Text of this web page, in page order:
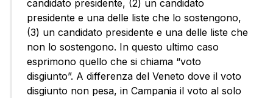
candidato presidente, (2) un candidato
presidente e una delle liste che lo sostengono,
(3) un candidato presidente e una delle liste che
non lo sostengono. In questo ultimo caso
esprimono quello che si chiama “voto
disgiunto”. A differenza del Veneto dove il voto
disgiunto non pesa, in Campania il voto al solo